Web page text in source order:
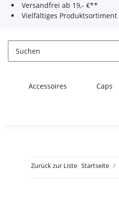
Versandfrei ab 19,- €**
Vielfältiges Produktsortiment
Accessoires Caps
Zurück zur Liste Startseite